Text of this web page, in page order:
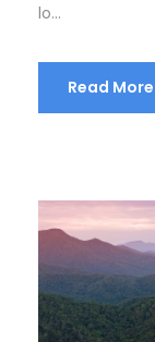
lo...
Read More